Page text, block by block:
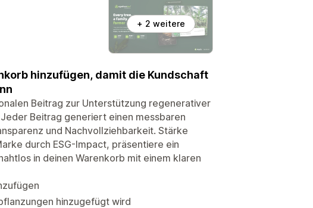
+ 2 weitere
hinzufügen, damit die Kundschaft
Beitrag zur Unterstützung regenerativer
Beitrag generiert einen messbaren
und Nachvollziehbarkeit. Stärke
durch ESG-Impact, präsentiere ein
in deinen Warenkorb mit einem klaren
hinzugefügt wird